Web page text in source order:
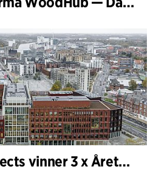
C.F. Møller Architects vinner 3 x Årets Byggnad 2025